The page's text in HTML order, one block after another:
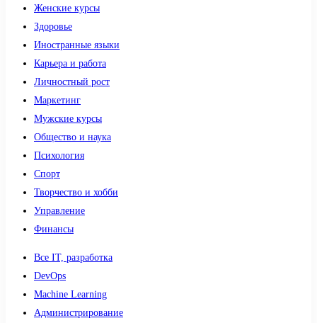
Женские курсы
Здоровье
Иностранные языки
Карьера и работа
Личностный рост
Маркетинг
Мужские курсы
Общество и наука
Психология
Спорт
Творчество и хобби
Управление
Финансы
Все IT, разработка
DevOps
Machine Learning
Администрирование